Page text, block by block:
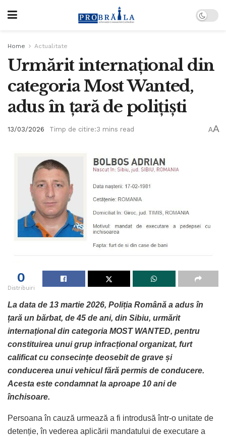
Home Actualitate
Urmărit internațional din
categoria Most Wanted,
adus în țară de polițiști
13/03/2026 Timp de citire:3 mins read AA
0
Distribuiri
La data de 13 martie 2026, Poliția Română a adus în
țară un bărbat, de 45 de ani, din Sibiu, urmărit
internațional din categoria MOST WANTED, pentru
constituirea unui grup infracțional organizat, furt
calificat cu consecințe deosebit de grave și
conducerea unui vehicul fără permis de conducere.
Acesta este condamnat la aproape 10 ani de
închisoare.
Persoana în cauză urmează a fi introdusă într-o unitate de
detenție, în vederea aplicării mandatului de executare a